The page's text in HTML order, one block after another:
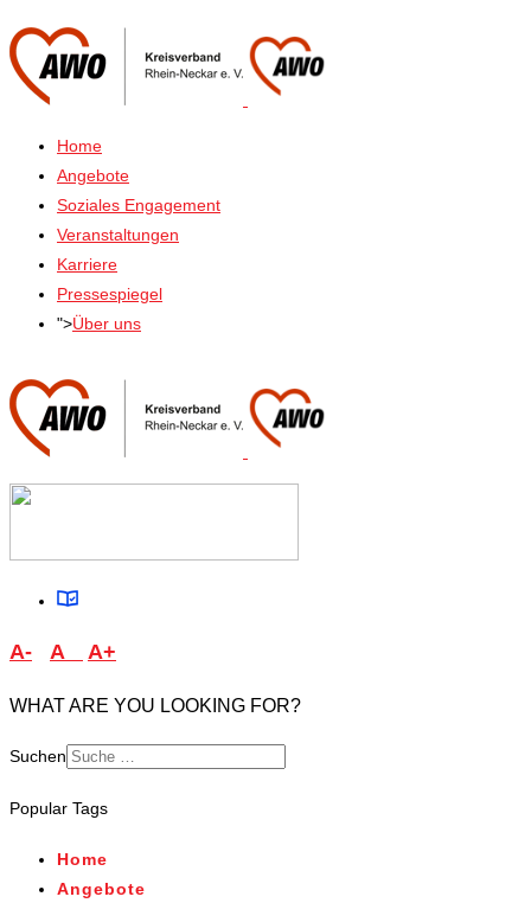
Home
Angebote
Soziales Engagement
Veranstaltungen
Karriere
Pressespiegel
">Über uns
A- A A+
WHAT ARE YOU LOOKING FOR?
Suchen
Popular Tags
Home
Angebote